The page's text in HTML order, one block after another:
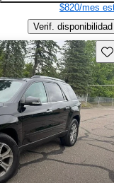
$820/mes
Verif. disponibilidad